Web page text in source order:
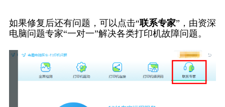
如果修复后还有问题，可以点击“联系专家”，由资深
电脑问题专家“一对一”解决各类打印机故障问题。